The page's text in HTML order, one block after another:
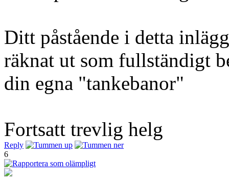
Ditt påstående i detta
räknat ut som fullständigt
din egna "tankebanor"
Fortsatt trevlig helg
Reply
6